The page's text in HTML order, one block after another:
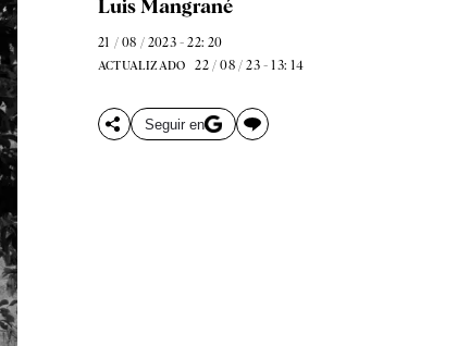
Luis Mangrané
21 / 08 / 2023 - 22: 20
ACTUALIZADO 22 / 08 / 23 - 13: 14
Seguir en